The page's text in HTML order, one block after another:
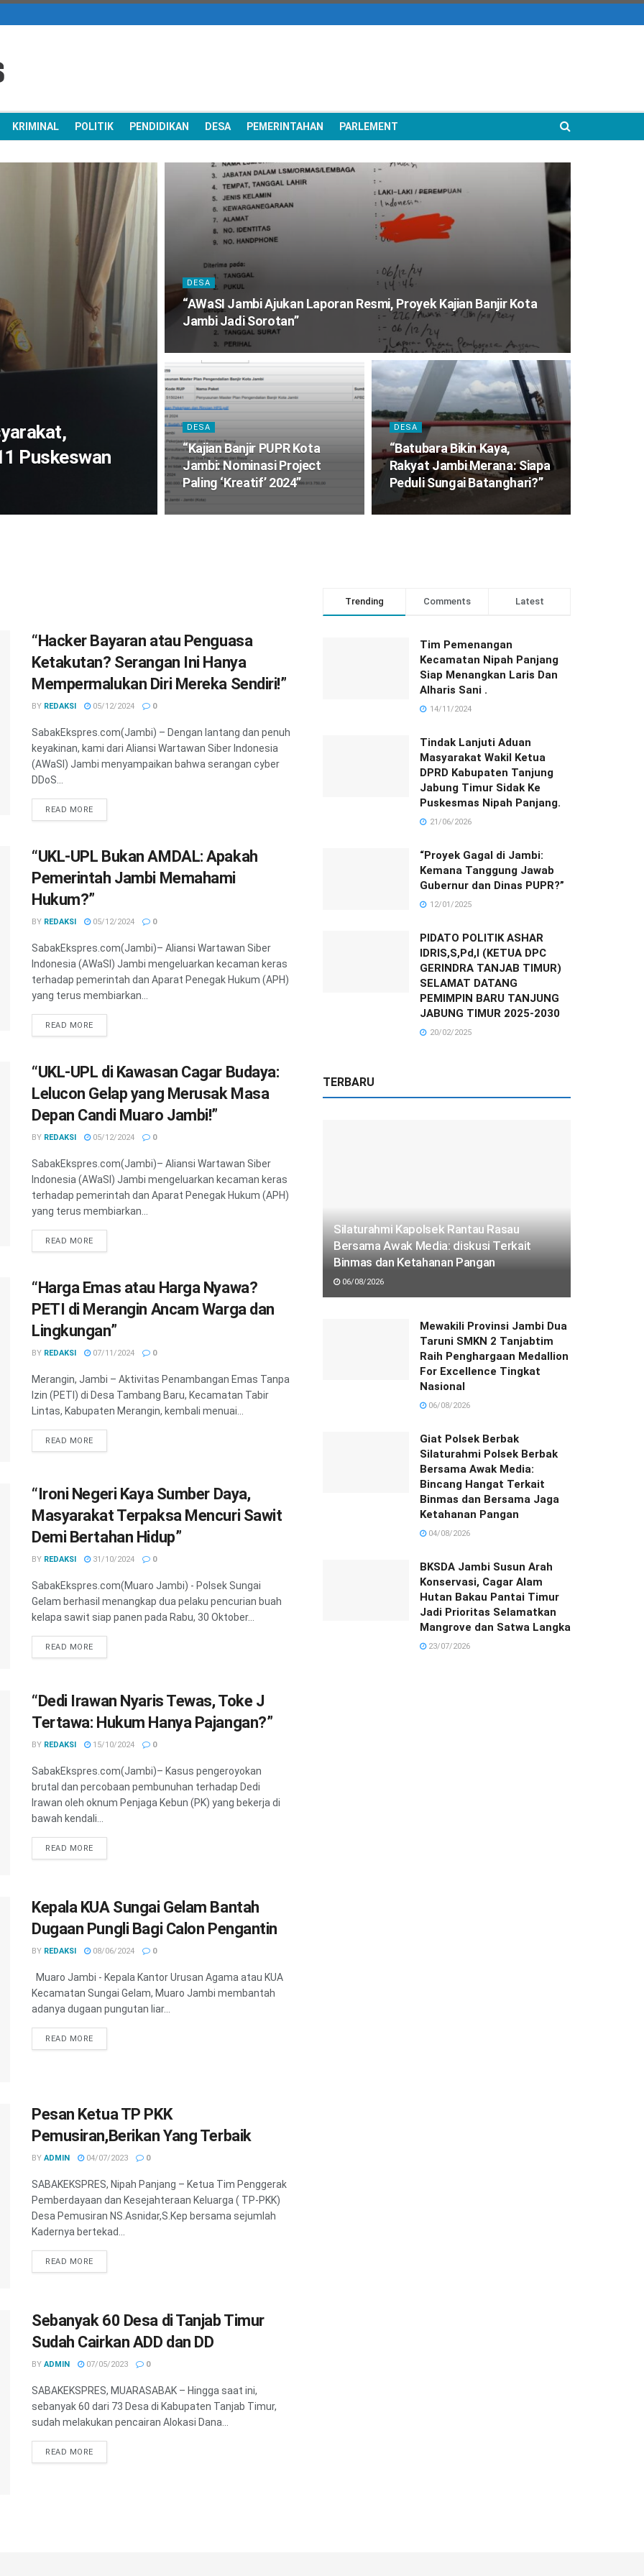
KRIMINAL POLITIK PENDIDIKAN DESA PEMERINTAHAN PARLEMENT
Puskeswan
DESA
“AWaSI Jambi Ajukan Laporan Resmi, Proyek Kajian Banjir Kota
Jambi Jadi Sorotan”
DESA
“Kajian Banjir PUPR Kota
Jambi: Nominasi Project
Paling ‘Kreatif’ 2024”
DESA
“Batubara Bikin Kaya,
Rakyat Jambi Merana: Siapa
Peduli Sungai Batanghari?”
“Hacker Bayaran atau Penguasa
Ketakutan? Serangan Ini Hanya
Mempermalukan Diri Mereka Sendiri!”
BY REDAKSI 05/12/2024 0
SabakEkspres.com(Jambi) – Dengan lantang dan penuh
keyakinan, kami dari Aliansi Wartawan Siber Indonesia
(AWaSI) Jambi menyampaikan bahwa serangan cyber
DDoS...
READ MORE
“UKL-UPL Bukan AMDAL: Apakah
Pemerintah Jambi Memahami
Hukum?”
BY REDAKSI 05/12/2024 0
SabakEkspres.com(Jambi)– Aliansi Wartawan Siber
Indonesia (AWaSI) Jambi mengeluarkan kecaman keras
terhadap pemerintah dan Aparat Penegak Hukum (APH)
yang terus membiarkan...
READ MORE
“UKL-UPL di Kawasan Cagar Budaya:
Lelucon Gelap yang Merusak Masa
Depan Candi Muaro Jambi!”
BY REDAKSI 05/12/2024 0
SabakEkspres.com(Jambi)– Aliansi Wartawan Siber
Indonesia (AWaSI) Jambi mengeluarkan kecaman keras
terhadap pemerintah dan Aparat Penegak Hukum (APH)
yang terus membiarkan...
READ MORE
“Harga Emas atau Harga Nyawa?
PETI di Merangin Ancam Warga dan
Lingkungan”
BY REDAKSI 07/11/2024 0
Merangin, Jambi – Aktivitas Penambangan Emas Tanpa
Izin (PETI) di Desa Tambang Baru, Kecamatan Tabir
Lintas, Kabupaten Merangin, kembali menuai...
READ MORE
“Ironi Negeri Kaya Sumber Daya,
Masyarakat Terpaksa Mencuri Sawit
Demi Bertahan Hidup”
BY REDAKSI 31/10/2024 0
SabakEkspres.com(Muaro Jambi) - Polsek Sungai
Gelam berhasil menangkap dua pelaku pencurian buah
kelapa sawit siap panen pada Rabu, 30 Oktober...
READ MORE
“Dedi Irawan Nyaris Tewas, Toke J
Tertawa: Hukum Hanya Pajangan?”
BY REDAKSI 15/10/2024 0
SabakEkspres.com(Jambi)– Kasus pengeroyokan
brutal dan percobaan pembunuhan terhadap Dedi
Irawan oleh oknum Penjaga Kebun (PK) yang bekerja di
bawah kendali...
READ MORE
Kepala KUA Sungai Gelam Bantah
Dugaan Pungli Bagi Calon Pengantin
BY REDAKSI 08/06/2024 0
Muaro Jambi - Kepala Kantor Urusan Agama atau KUA
Kecamatan Sungai Gelam, Muaro Jambi membantah
adanya dugaan pungutan liar...
READ MORE
Pesan Ketua TP PKK
Pemusiran,Berikan Yang Terbaik
BY ADMIN 04/07/2023 0
SABAKEKSPRES, Nipah Panjang – Ketua Tim Penggerak
Pemberdayaan dan Kesejahteraan Keluarga ( TP-PKK)
Desa Pemusiran NS.Asnidar,S.Kep bersama sejumlah
Kadernya bertekad...
READ MORE
Sebanyak 60 Desa di Tanjab Timur
Sudah Cairkan ADD dan DD
BY ADMIN 07/05/2023 0
SABAKEKSPRES, MUARASABAK – Hingga saat ini,
sebanyak 60 dari 73 Desa di Kabupaten Tanjab Timur,
sudah melakukan pencairan Alokasi Dana...
READ MORE
Trending Comments Latest
Tim Pemenangan
Kecamatan Nipah Panjang
Siap Menangkan Laris Dan
Alharis Sani .
14/11/2024
Tindak Lanjuti Aduan
Masyarakat Wakil Ketua
DPRD Kabupaten Tanjung
Jabung Timur Sidak Ke
Puskesmas Nipah Panjang.
21/06/2026
“Proyek Gagal di Jambi:
Kemana Tanggung Jawab
Gubernur dan Dinas PUPR?”
12/01/2025
PIDATO POLITIK ASHAR
IDRIS,S,Pd,I (KETUA DPC
GERINDRA TANJAB TIMUR)
SELAMAT DATANG
PEMIMPIN BARU TANJUNG
JABUNG TIMUR 2025-2030
20/02/2025
TERBARU
Silaturahmi Kapolsek Rantau Rasau
Bersama Awak Media: diskusi Terkait
Binmas dan Ketahanan Pangan
06/08/2026
Mewakili Provinsi Jambi Dua
Taruni SMKN 2 Tanjabtim
Raih Penghargaan Medallion
For Excellence Tingkat
Nasional
06/08/2026
Giat Polsek Berbak
Silaturahmi Polsek Berbak
Bersama Awak Media:
Bincang Hangat Terkait
Binmas dan Bersama Jaga
Ketahanan Pangan
04/08/2026
BKSDA Jambi Susun Arah
Konservasi, Cagar Alam
Hutan Bakau Pantai Timur
Jadi Prioritas Selamatkan
Mangrove dan Satwa Langka
23/07/2026